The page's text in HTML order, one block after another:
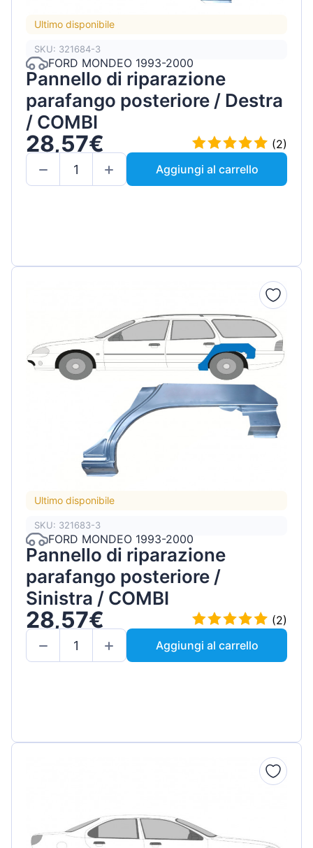
Ultimo disponibile
SKU: 321684-3
FORD MONDEO 1993-2000
Pannello di riparazione
parafango posteriore / Destra
/ COMBI
28,57€
(2)
Aggiungi al carrello
Ultimo disponibile
SKU: 321683-3
FORD MONDEO 1993-2000
Pannello di riparazione
parafango posteriore /
Sinistra / COMBI
28,57€
(2)
Aggiungi al carrello